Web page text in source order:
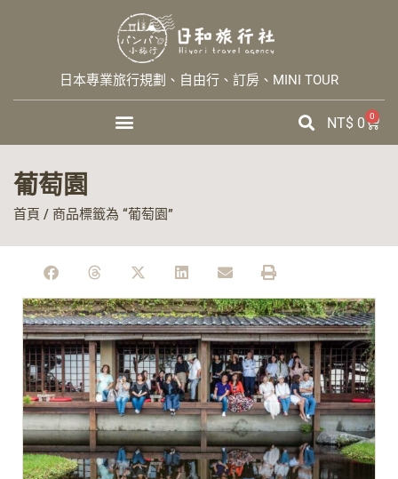
日本專業旅行規劃、自由行、訂房、MINI TOUR
NT$ 0 0
葡萄園
首頁 / 商品標籤為 “葡萄園”